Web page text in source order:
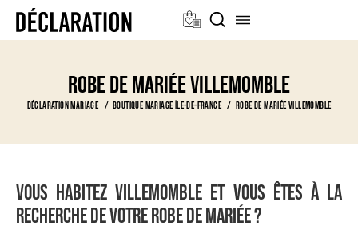
Robe de mariée Villemomble
Déclaration Mariage Boutique Mariage Île-de-France Robe de mariée Villemomble
Vous habitez Villemomble et vous êtes à la
recherche de votre robe de mariée ?